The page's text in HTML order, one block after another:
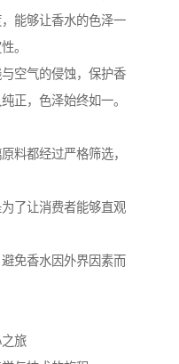
能够让香水的色泽一
。
空气的侵蚀，保护香
正，色泽始终如一。
料都经过严格筛选，
了让消费者能够直观
免香水因外界因素而
旅